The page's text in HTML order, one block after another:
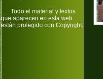
Todo el material y textos
que aparecen en esta web
están protegido con Copyright.